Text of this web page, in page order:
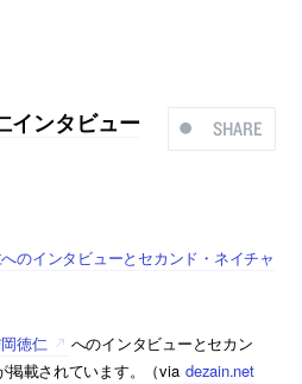
SHARE
インタビュー
のインタビューとセカンド・ネイチャ
徳仁
へのインタビューとセカン
掲載されています。（via dezain.net